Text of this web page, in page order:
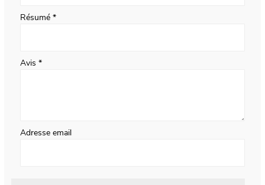
Résumé
Avis
Adresse email